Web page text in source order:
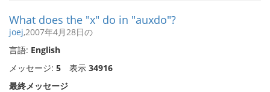
What does the "x" do in "auxdo"?
joej,2007年4月28日の
言語: English
メッセージ: 5 表示 34916
最終メッセージ